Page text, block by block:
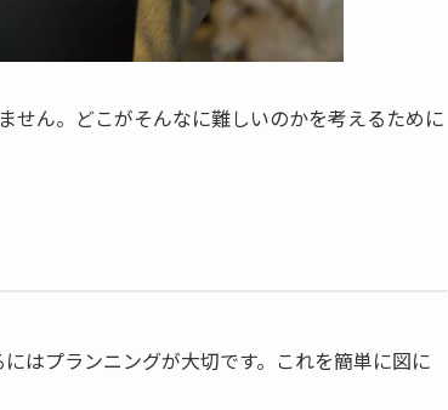
せん。どこがそんなに難しいのかを考えるために
はプランニングが大切です。これを簡単に図に